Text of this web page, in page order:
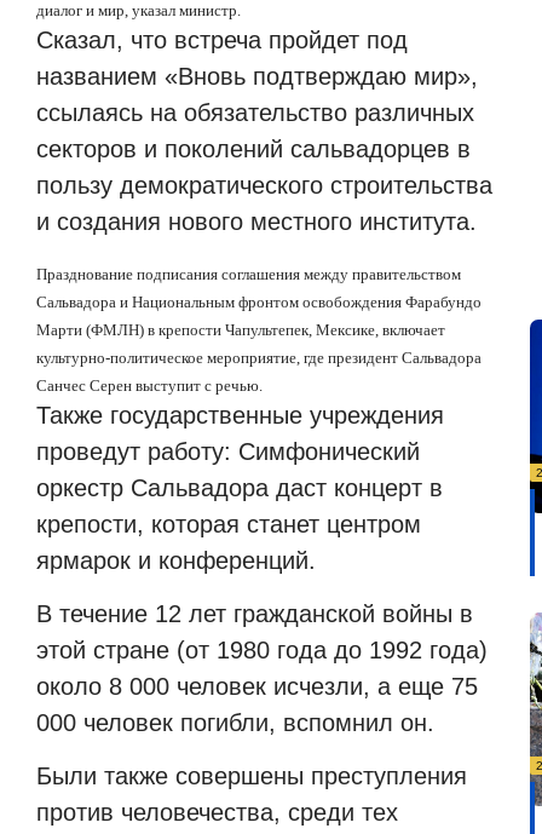
диалог и мир, указал министр.
Сказал, что встреча пройдет под
названием «Вновь подтверждаю мир»,
ссылаясь на обязательство различных
секторов и поколений сальвадорцев в
пользу демократического строительства
и создания нового местного института.
Празднование подписания соглашения между правительством
Сальвадора и Национальным фронтом освобождения Фарабундо
Марти (ФМЛН) в крепости Чапультепек, Мексике, включает
культурно-политическое мероприятие, где президент Сальвадора
Санчес Серен выступит с речью.
Также государственные учреждения
проведут работу: Симфонический
оркестр Сальвадора даст концерт в
крепости, которая станет центром
ярмарок и конференций.
В течение 12 лет гражданской войны в
этой стране (от 1980 года до 1992 года)
около 8 000 человек исчезли, а еще 75
000 человек погибли, вспомнил он.
Были также совершены преступления
против человечества, среди тех